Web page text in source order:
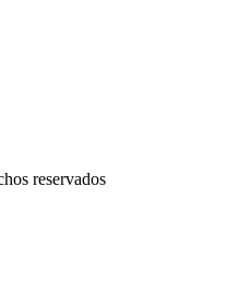
reservados